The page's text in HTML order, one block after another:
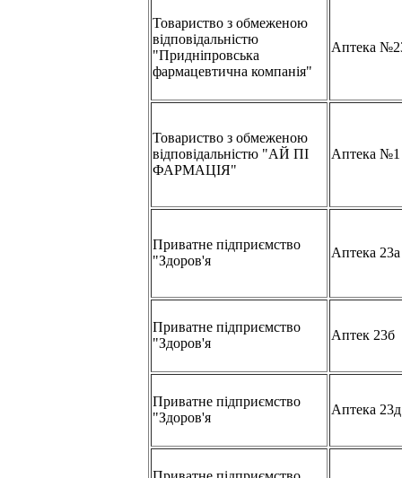
Товариство з обмеженою
відповідальністю
"Придніпровська
фармацевтична компанія"
Аптека
Товариство з обмеженою
відповідальністю "АЙ ПІ
ФАРМАЦІЯ"
Аптека №1
Приватне підприємство
"Здоров'я
Аптека 23а
Приватне підприємство
"Здоров'я
Аптек 23б
Приватне підприємство
"Здоров'я
Аптека 23д